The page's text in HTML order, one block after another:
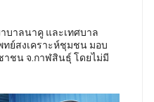
บาลนาคู และเทศบาล
ย์สงเคราะห์ชุมชน มอบ
ชน จ.กาฬสินธุ์ โดยไม่มี